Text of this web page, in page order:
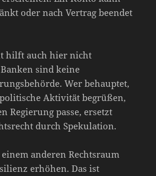
oder nach Vertrag beendet
hilft auch hier nicht
sind keine
Wer behauptet,
Aktivität begrüßen,
Regierung passe, ersetzt
durch Spekulation.
anderen Rechtsraum
erhöhen. Das ist